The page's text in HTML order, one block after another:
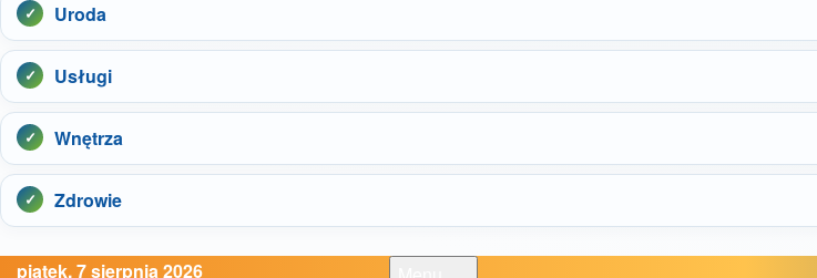
Uroda
Usługi
Wnętrza
Zdrowie
piątek, 7 sierpnia 2026